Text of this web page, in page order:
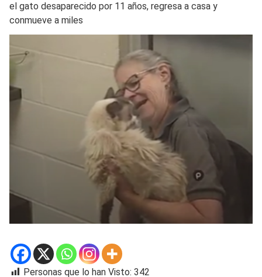
el gato desaparecido por 11 años, regresa a casa y
conmueve a miles
Personas que lo han Visto: 342